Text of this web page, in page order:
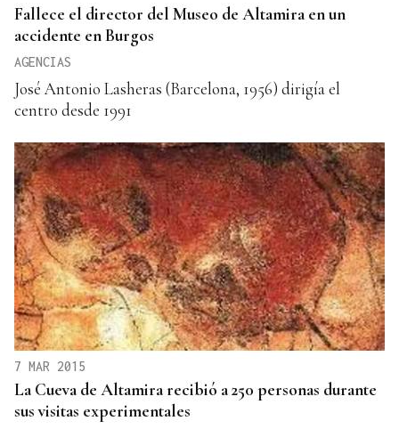
Fallece el director del Museo de Altamira en un
accidente en Burgos
AGENCIAS
José Antonio Lasheras (Barcelona, 1956) dirigía el
centro desde 1991
7 MAR 2015
La Cueva de Altamira recibió a 250 personas durante
sus visitas experimentales